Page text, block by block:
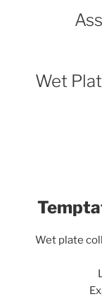
Wet
Wet plate